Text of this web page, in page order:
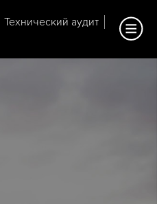
Технический аудит